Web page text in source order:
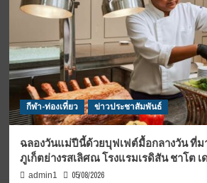
กีฬา-ท่องเที่ยว ข่าวประชาสัมพันธ์
ฉลองวันแม่ปีนี้ด้วยบุฟเฟต์มื้อกลางวัน ที่ม
ภูเก็ตย่างรสเลิศณ โรงแรมเรดิสัน ชาโต
admin1 05/08/2026